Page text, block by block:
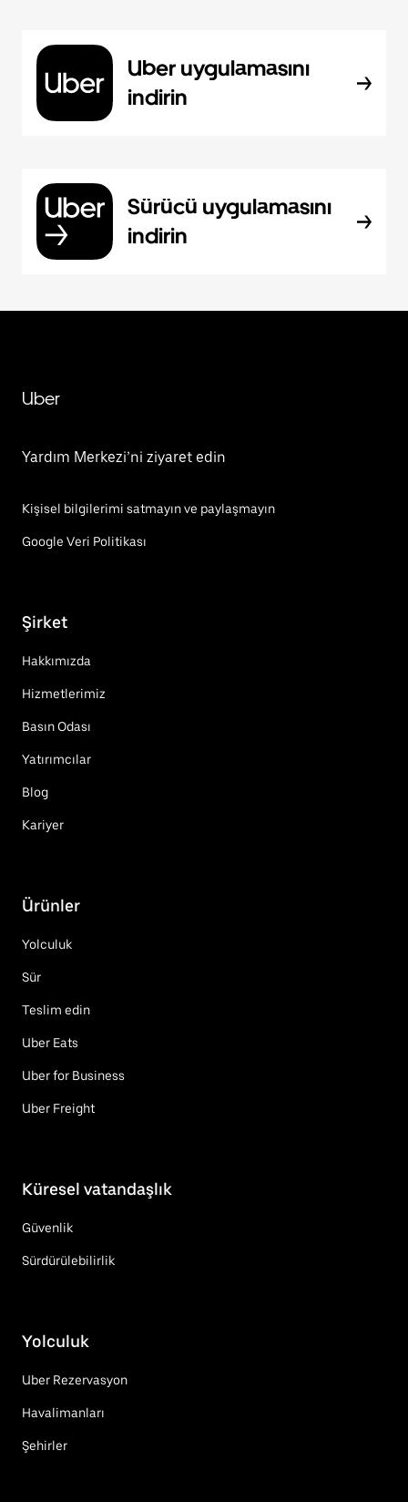
Uber uygulamasını
indirin
Sürücü uygulamasını
indirin
Uber
Yardım Merkezi’ni ziyaret edin
Kişisel bilgilerimi satmayın ve paylaşmayın
Google Veri Politikası
Şirket
Hakkımızda
Hizmetlerimiz
Basın Odası
Yatırımcılar
Blog
Kariyer
Ürünler
Yolculuk
Sür
Teslim edin
Uber Eats
Uber for Business
Uber Freight
Küresel vatandaşlık
Güvenlik
Sürdürülebilirlik
Yolculuk
Uber Rezervasyon
Havalimanları
Şehirler